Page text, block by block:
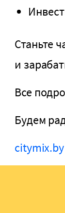
Станьте
и
Все
Будем
citymix.by